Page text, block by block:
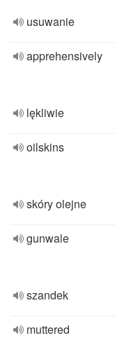
usuwanie
apprehensively
lękliwie
oilskins
skóry olejne
gunwale
szandek
muttered